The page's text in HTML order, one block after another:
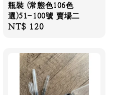
瓶裝 (常態色106色
選)51-100號 賣場二
Regular
NT$ 120